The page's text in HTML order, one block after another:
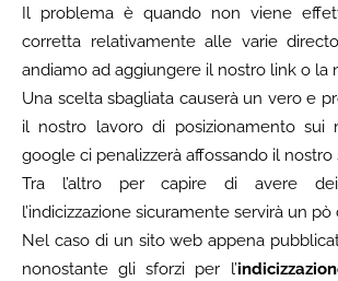
Il problema è quando non viene
corretta relativamente alle varie
andiamo ad aggiungere il nostro link o la
Una scelta sbagliata causerà un vero e
il nostro lavoro di posizionamento sui
google ci penalizzerà affossando il nostro
Tra l’altro per capire di avere
l’indicizzazione sicuramente servirà un pò
Nel caso di un sito web appena
nonostante gli sforzi per l’